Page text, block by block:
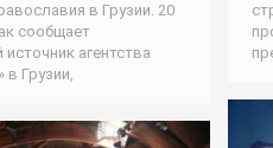
в Грузии. 20
сообщает
агентства
в Грузии,